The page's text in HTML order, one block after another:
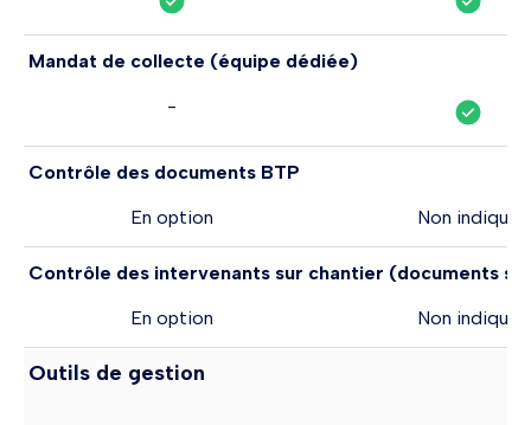
Mandat de collecte (équipe dédiée)
-
Contrôle des documents BTP
En option
Non indiqué
Contrôle des intervenants sur chantier (documents
En option
Non indiqué
Outils de gestion